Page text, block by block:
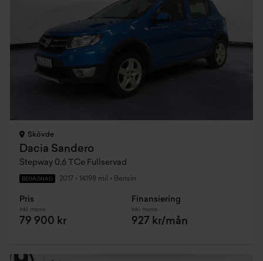
Skövde
Dacia Sandero
Stepway 0,6 TCe Fullservad
BEGAGNAD 2017 • 14198 mil • Bensin
Pris
Inkl. moms
79 900 kr
Finansiering
Inkl. moms
927 kr/mån